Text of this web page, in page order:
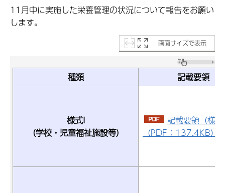
11月中に実施した栄養管理の状況について報告をお願い
します。
画面サイズで表示
種類 記載要領
様式I
（学校・児童福祉施設等）
記載要領（様
（PDF：137.4KB）